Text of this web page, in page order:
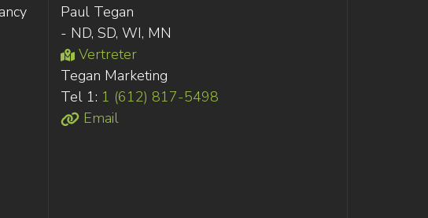
Paul Tegan
- ND, SD, WI, MN
Vertreter
Tegan Marketing
Tel 1: 1 (612) 817-5498
Email